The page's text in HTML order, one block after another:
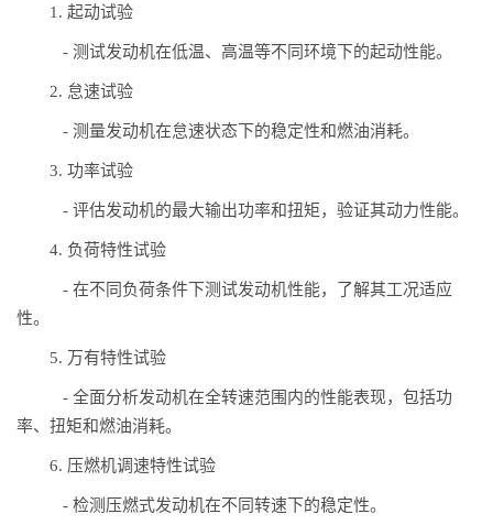
1. 起动试验
- 测试发动机在低温、高温等不同环境下的起动性能。
2. 怠速试验
- 测量发动机在怠速状态下的稳定性和燃油消耗。
3. 功率试验
- 评估发动机的最大输出功率和扭矩，验证其动力性能。
4. 负荷特性试验
- 在不同负荷条件下测试发动机性能，了解其工况适应
性。
5. 万有特性试验
- 全面分析发动机在全转速范围内的性能表现，包括功
率、扭矩和燃油消耗。
6. 压燃机调速特性试验
- 检测压燃式发动机在不同转速下的稳定性。